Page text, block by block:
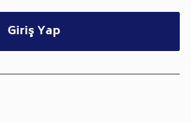
Giriş Yap